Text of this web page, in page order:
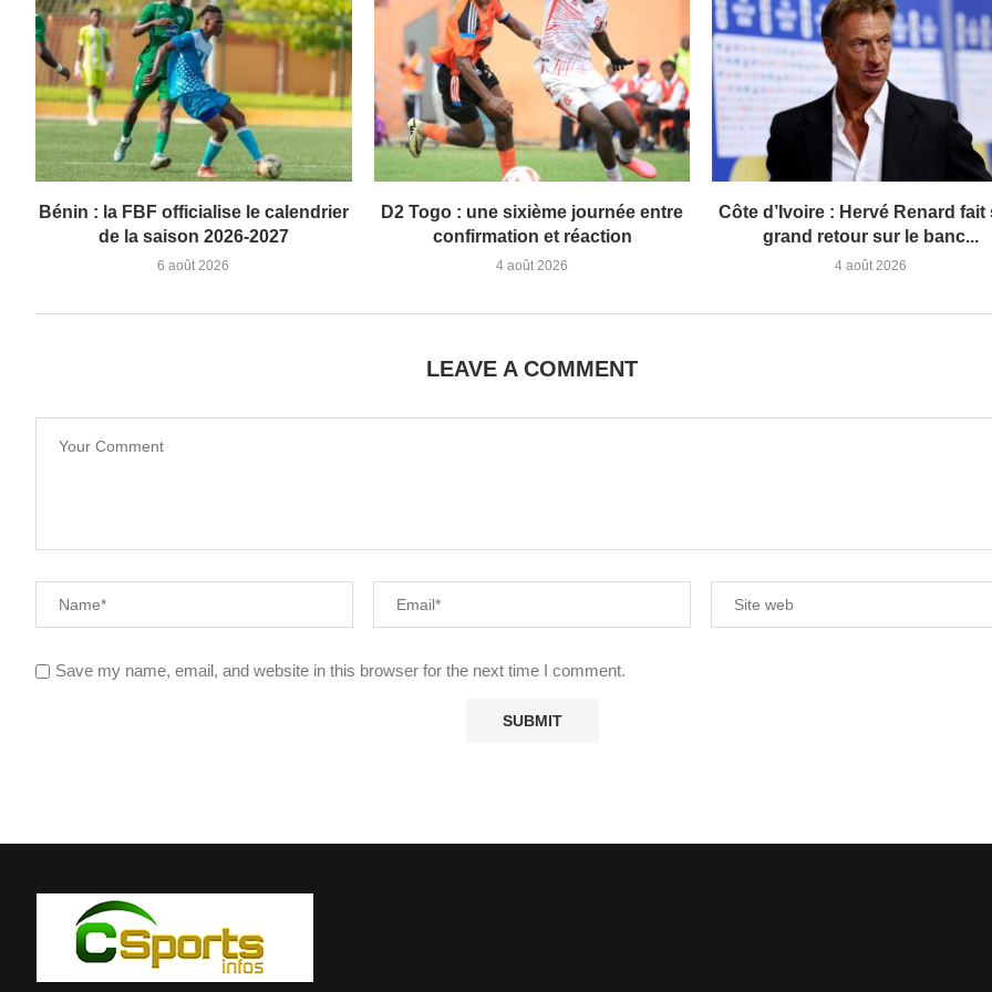
Bénin : la FBF officialise le calendrier
de la saison 2026-2027
6 août 2026
D2 Togo : une sixième journée entre
confirmation et réaction
4 août 2026
Côte d’Ivoire : Hervé Renard fait
grand retour sur le banc...
4 août 2026
LEAVE A COMMENT
Save my name, email, and website in this browser for the next time I comment.